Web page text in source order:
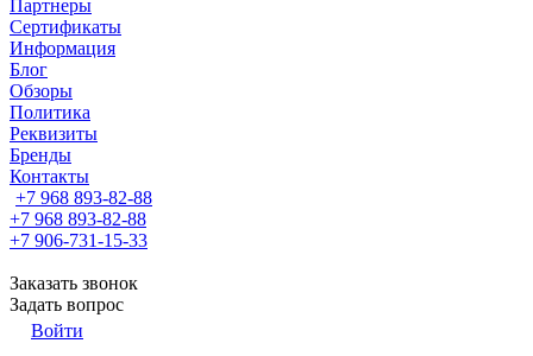
Партнеры
Сертификаты
Информация
Блог
Обзоры
Политика
Реквизиты
Бренды
Контакты
+7 968 893-82-88
+7 968 893-82-88
+7 906-731-15-33
Заказать звонок
Задать вопрос
Войти